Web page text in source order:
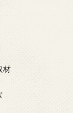
材